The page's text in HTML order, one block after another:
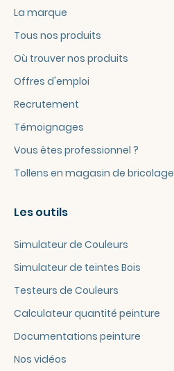
La marque
Tous nos produits
Où trouver nos produits
Offres d'emploi
Recrutement
Témoignages
Vous êtes professionnel ?
Tollens en magasin de bricolage
Les outils
Simulateur de Couleurs
Simulateur de teintes Bois
Testeurs de Couleurs
Calculateur quantité peinture
Documentations peinture
Nos vidéos